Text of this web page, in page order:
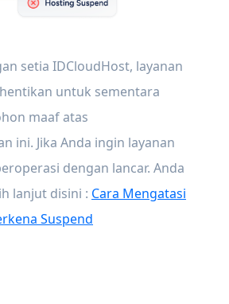
setia IDCloudHost, layanan
untuk sementara
maaf atas
ini. Jika Anda ingin layanan
dengan lancar. Anda
lanjut disini : Cara Mengatasi
Suspend